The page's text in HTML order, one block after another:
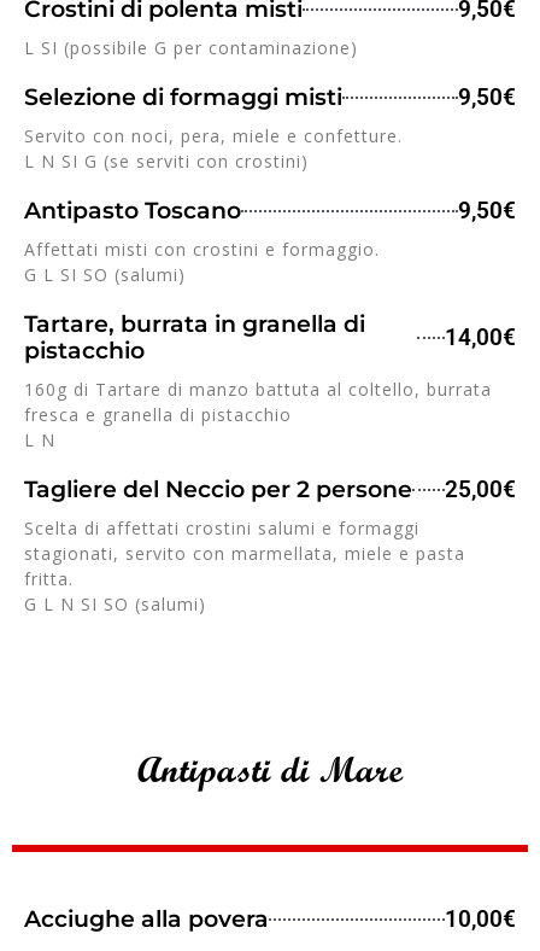
Crostini di polenta misti 9,50€
L SI (possibile G per contaminazione)
Selezione di formaggi misti 9,50€
Servito con noci, pera, miele e confetture.
L N SI G (se serviti con crostini)
Antipasto Toscano 9,50€
Affettati misti con crostini e formaggio.
G L SI SO (salumi)
Tartare, burrata in granella di
pistacchio
14,00€
160g di Tartare di manzo battuta al coltello, burrata
fresca e granella di pistacchio
L N
Tagliere del Neccio per 2 persone 25,00€
Scelta di affettati crostini salumi e formaggi
stagionati, servito con marmellata, miele e pasta
fritta.
G L N SI SO (salumi)
Antipasti di Mare
Acciughe alla povera 10,00€